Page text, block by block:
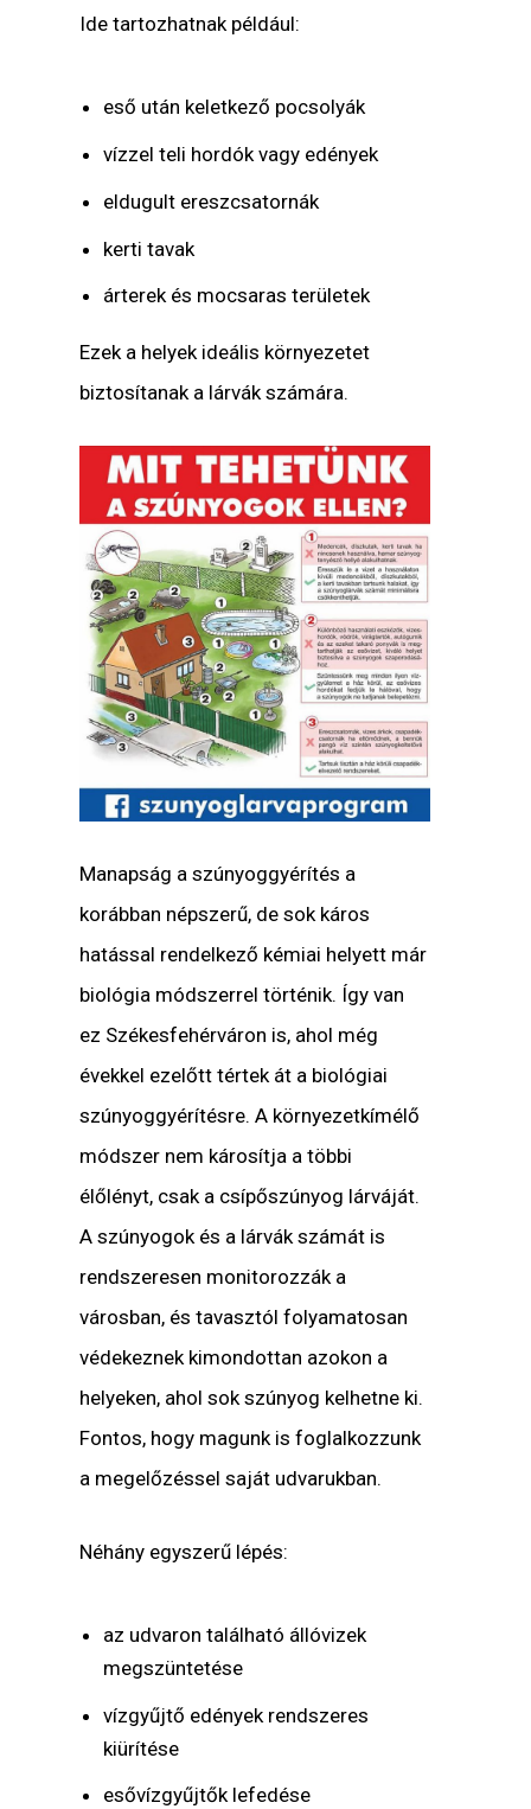
Ide tartozhatnak például:
eső után keletkező pocsolyák
vízzel teli hordók vagy edények
eldugult ereszcsatornák
kerti tavak
árterek és mocsaras területek
Ezek a helyek ideális környezetet
biztosítanak a lárvák számára.
Manapság a szúnyoggyérítés a
korábban népszerű, de sok káros
hatással rendelkező kémiai helyett már
biológia módszerrel történik. Így van
ez Székesfehérváron is, ahol még
évekkel ezelőtt tértek át a biológiai
szúnyoggyérítésre. A környezetkímélő
módszer nem károsítja a többi
élőlényt, csak a csípőszúnyog lárváját.
A szúnyogok és a lárvák számát is
rendszeresen monitorozzák a
városban, és tavasztól folyamatosan
védekeznek kimondottan azokon a
helyeken, ahol sok szúnyog kelhetne ki.
Fontos, hogy magunk is foglalkozzunk
a megelőzéssel saját udvarukban.
Néhány egyszerű lépés:
az udvaron található állóvizek
megszüntetése
vízgyűjtő edények rendszeres
kiürítése
esővízgyűjtők lefedése